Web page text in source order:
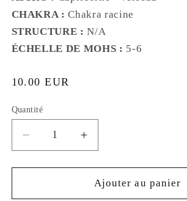
CHAKRA : Chakra racine
STRUCTURE : N/A
ÉCHELLE DE MOHS : 5-6
Prix
10.00 EUR
Quantité
Réduire
la
quantité
OBSIDIENNE
Augmenter
la
quantité
de
OBSIDIENNE
Ajouter au panier